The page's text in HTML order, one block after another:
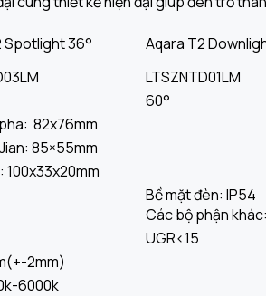
Spotlight 36°
Aqara T2
LTSZNTD01LM
60°
82x76mm
85×55mm
100x33x20mm
Bề mặt đèn: IP54
Các bộ phận
UGR<15
2mm)
6000k